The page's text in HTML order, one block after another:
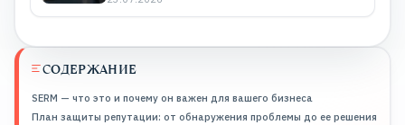
СОДЕРЖАНИЕ
SERM — что это и почему он важен для вашего бизнеса
План защиты репутации: от обнаружения проблемы до ее решения